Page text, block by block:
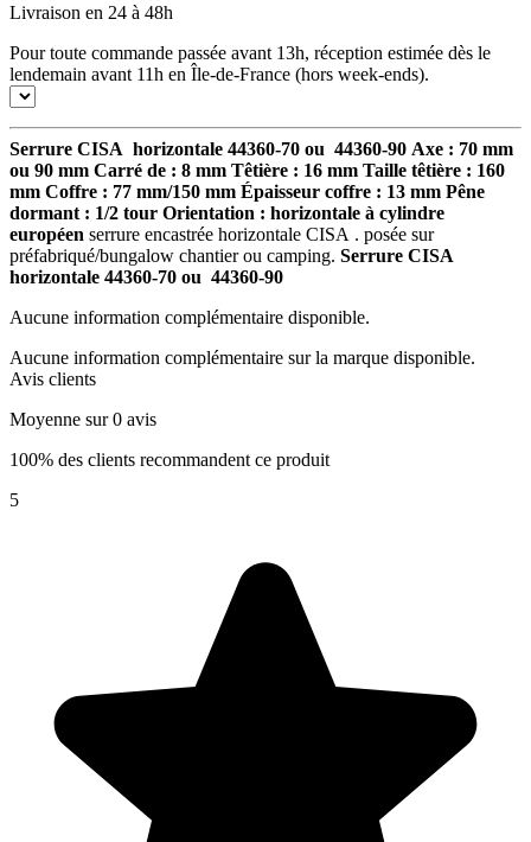
Livraison en 24 à 48h
Pour toute commande passée avant 13h, réception estimée dès le
lendemain avant 11h en Île-de-France (hors week-ends).
Serrure CISA horizontale 44360-70 ou 44360-90 Axe : 70 mm
ou 90 mm Carré de : 8 mm Têtière : 16 mm Taille têtière : 160
mm Coffre : 77 mm/150 mm Épaisseur coffre : 13 mm Pêne
dormant : 1/2 tour Orientation : horizontale à cylindre
européen
préfabriqué/bungalow chantier ou camping. Serrure CISA
horizontale 44360-70 ou 44360-90
Aucune information complémentaire disponible.
Aucune information complémentaire sur la marque disponible.
Avis clients
Moyenne sur 0 avis
100% des clients recommandent ce produit
5